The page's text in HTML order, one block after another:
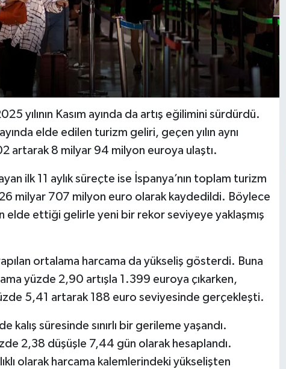
yılının Kasım ayında da artış eğilimini sürdürdü.
elde edilen turizm geliri, geçen yılın aynı
artarak 8 milyar 94 milyon euroya ulaştı.
ilk 11 aylık süreçte ise İspanya’nın toplam turizm
milyar 707 milyon euro olarak kaydedildi. Böylece
elde ettiği gelirle yeni bir rekor seviyeye yaklaşmış
ortalama harcama da yükseliş gösterdi. Buna
yüzde 2,90 artışla 1.399 euroya çıkarken,
5,41 artarak 188 euro seviyesinde gerçekleşti.
süresinde sınırlı bir gerileme yaşandı.
2,38 düşüşle 7,44 gün olarak hesaplandı.
olarak harcama kalemlerindeki yükselişten